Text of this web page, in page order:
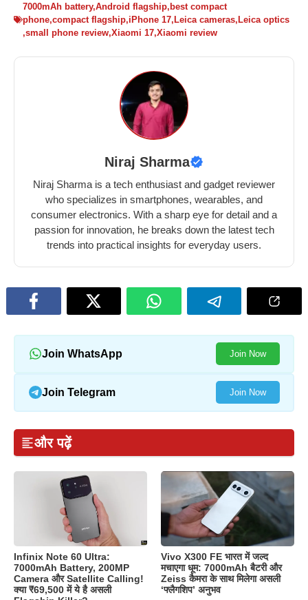
7000mAh battery,Android flagship,best compact
phone,compact flagship,iPhone 17,Leica cameras,Leica optics ​
,small phone review,Xiaomi 17,Xiaomi review
Niraj Sharma
Niraj Sharma is a tech enthusiast and gadget reviewer
who specializes in smartphones, wearables, and
consumer electronics. With a sharp eye for detail and a
passion for innovation, he breaks down the latest tech
trends into practical insights for everyday users.
Join WhatsApp Join Now
Join Telegram Join Now
और पढ़ें
Infinix Note 60 Ultra:
7000mAh Battery, 200MP
Camera और Satellite Calling!
क्या ₹69,500 में ये है असली
Vivo X300 FE भारत में जल्द
मचाएगा धूम: 7000mAh बैटरी और
Zeiss कैमरा के साथ मिलेगा असली
‘फ्लैगशिप’ अनुभव